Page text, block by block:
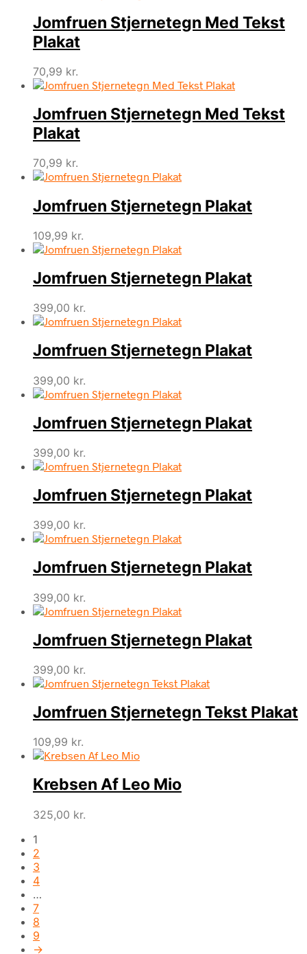
Jomfruen Stjernetegn Med Tekst
Plakat
70,99 kr.
Jomfruen Stjernetegn Med Tekst
Plakat
70,99 kr.
Jomfruen Stjernetegn Plakat
109,99 kr.
Jomfruen Stjernetegn Plakat
399,00 kr.
Jomfruen Stjernetegn Plakat
399,00 kr.
Jomfruen Stjernetegn Plakat
399,00 kr.
Jomfruen Stjernetegn Plakat
399,00 kr.
Jomfruen Stjernetegn Plakat
399,00 kr.
Jomfruen Stjernetegn Plakat
399,00 kr.
Jomfruen Stjernetegn Tekst Plakat
109,99 kr.
Krebsen Af Leo Mio
325,00 kr.
1
2
3
4
…
7
8
9
→